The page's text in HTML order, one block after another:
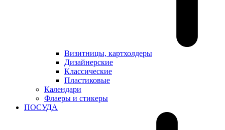
Визитницы, картхолдеры
Дизайнерские
Классические
Пластиковые
Календари
Флаеры и стикеры
ПОСУДА